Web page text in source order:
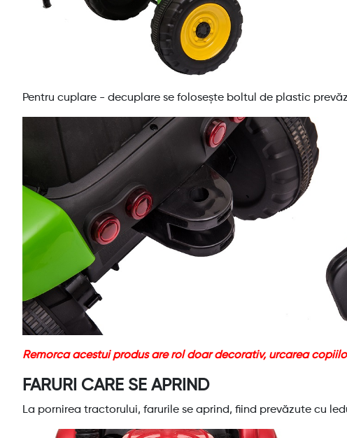
Pentru cuplare - decuplare se folosește boltul de plastic
Remorca acestui produs are rol doar decorativ, urcarea
FARURI CARE SE APRIND
La pornirea tractorului, farurile se aprind, fiind prevăzute cu